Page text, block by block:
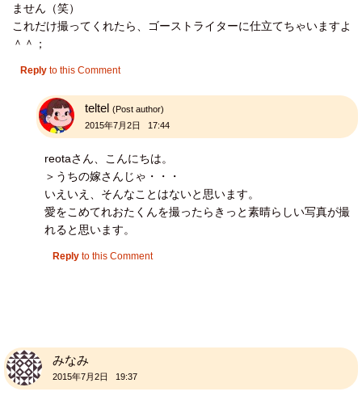
ません（笑）
これだけ撮ってくれたら、ゴーストライターに仕立てちゃいますよ
＾＾；
Reply to this Comment
teltel (Post author)
2015年7月2日 17:44
reotaさん、こんにちは。
＞うちの嫁さんじゃ・・・
いえいえ、そんなことはないと思います。
愛をこめてれおたくんを撮ったらきっと素晴らしい写真が撮
れると思います。
Reply to this Comment
みなみ
2015年7月2日 19:37